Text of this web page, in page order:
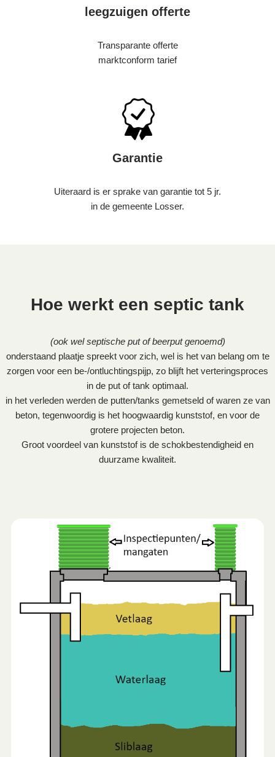
leegzuigen offerte
Transparante offerte
marktconform tarief
Garantie
Uiteraard is er sprake van garantie tot 5 jr.
in de gemeente Losser.
Hoe werkt een septic tank
(ook wel septische put of beerput genoemd)
onderstaand plaatje spreekt voor zich, wel is het van belang om te
zorgen voor een be-/ontluchtingspijp, zo blijft het verteringsproces
in de put of tank optimaal.
in het verleden werden de putten/tanks gemetseld of waren ze van
beton, tegenwoordig is het hoogwaardig kunststof, en voor de
grotere projecten beton.
Groot voordeel van kunststof is de schokbestendigheid en
duurzame kwaliteit.